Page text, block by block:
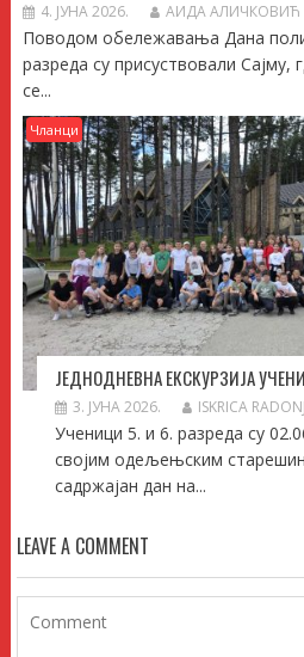
4. ЈУНА 2026. АИДА АЛИЧКОВИЋ
Поводом обележавања Дана
разреда су присуствовали Сајму,
се...
Чланци
ЈЕДНОДНЕВНА ЕКСКУРЗИЈА
3. ЈУНА 2026. ISKRICA
Ученици 5. и 6. разреда су
својим одељењским
садржајан дан на...
LEAVE A COMMENT